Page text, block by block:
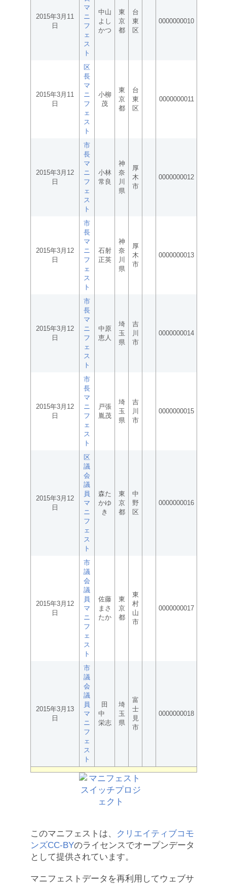
2015年3月11
日
マ
ニ
フ
ェ
ス
ト
中山
よし
かつ
東
京
都
台
東
区
0000000010
2015年3月11
日
区
長
マ
ニ
フ
ェ
ス
ト
小柳
茂
東
京
都
台
東
区
0000000011
2015年3月12
日
市
長
マ
ニ
フ
ェ
ス
ト
小林
常良
神
奈
川
県
厚
木
市
0000000012
2015年3月12
日
市
長
マ
ニ
フ
ェ
ス
ト
石射
正英
神
奈
川
県
厚
木
市
0000000013
2015年3月12
日
市
長
マ
ニ
フ
ェ
ス
ト
中原
恵人
埼
玉
県
吉
川
市
0000000014
2015年3月12
日
市
長
マ
ニ
フ
ェ
ス
ト
戸張
胤茂
埼
玉
県
吉
川
市
0000000015
2015年3月12
日
区
議
会
議
員
マ
ニ
フ
ェ
ス
ト
森た
かゆ
き
東
京
都
中
野
区
0000000016
2015年3月12
日
市
議
会
議
員
マ
ニ
フ
ェ
ス
ト
佐藤
まさ
たか
東
京
都
東
村
山
市
0000000017
2015年3月13
日
市
議
会
議
員
マ
ニ
フ
ェ
ス
ト
田
中
栄志
埼
玉
県
富
士
見
市
0000000018
このマニフェストは、
クリエイティブコモ
ンズCC-BYのライセンスでオープンデータ
として提供されています。
マニフェストデータを再利用してウェブサ